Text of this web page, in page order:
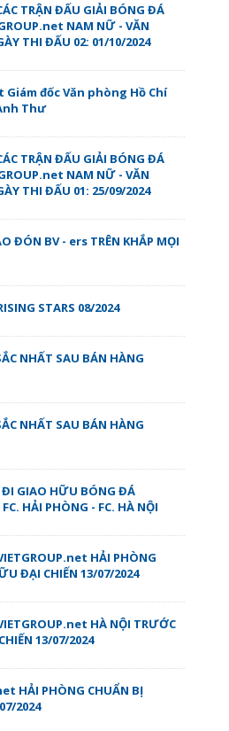
TRẬN ĐẤU GIẢI BÓNG ĐÁ
NAM NỮ - VĂN
THI ĐẤU 02: 01/10/2024
đốc Văn phòng Hồ Chí
Thư️
TRẬN ĐẤU GIẢI BÓNG ĐÁ
NAM NỮ - VĂN
THI ĐẤU 01: 25/09/2024
ĐÓN BV - ers TRÊN KHẮP MỌI
STARS 08/2024
NHẤT SAU BÁN HÀNG
NHẤT SAU BÁN HÀNG
GIAO HỮU BÓNG ĐÁ
HẢI PHÒNG - FC. HÀ NỘI
HẢI PHÒNG
ĐẠI CHIẾN 13/07/2024
HÀ NỘI TRƯỚC
13/07/2024
HẢI PHÒNG CHUẨN BỊ
2024